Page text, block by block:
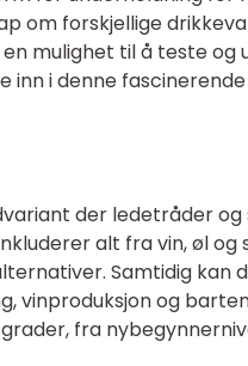
om forskjellige
mulighet til å teste og
inn i denne
der ledetråder
alt fra vin, øl
Samtidig kan
vinproduksjon og
fra